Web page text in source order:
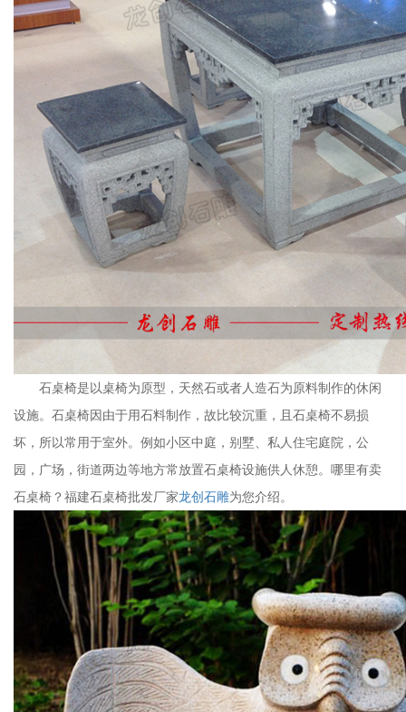
石桌椅是以桌椅为原型，天然石或者人造石为原料制作的休闲
设施。石桌椅因由于用石料制作，故比较沉重，且石桌椅不易损
坏，所以常用于室外。例如小区中庭，别墅、私人住宅庭院，公
园，广场，街道两边等地方常放置石桌椅设施供人休憩。哪里有卖
石桌椅？福建石桌椅批发厂家龙创石雕为您介绍。